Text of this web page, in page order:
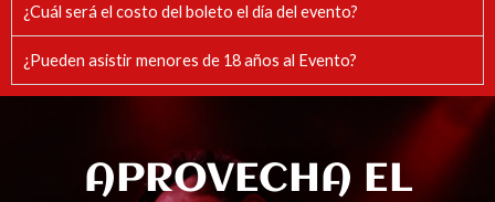
¿Cuál será el costo del boleto el día del evento?
¿Pueden asistir menores de 18 años al Evento?
APROVECHA EL